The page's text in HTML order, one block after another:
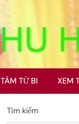
TÂM TỪ BI XEM
Tìm kiếm